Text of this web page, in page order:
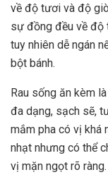
về độ tươi và độ
sự đồng đều về độ
tuy nhiên dễ ngán
bột bánh.
Rau sống ăn kèm
đa dạng, sạch sẽ,
mắm pha có vị khá
nhạt nhưng có thể
vị mặn ngọt rõ ràng.